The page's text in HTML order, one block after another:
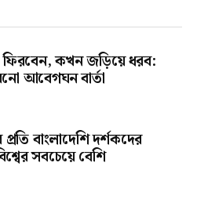
ফিরবেন, কখন জড়িয়ে ধরব:
আবেগঘন বার্তা
বাংলাদেশি দর্শকদের
সবচেয়ে বেশি